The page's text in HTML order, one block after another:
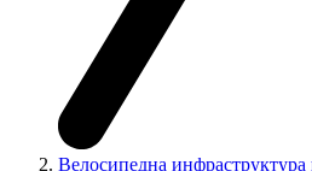
Велосипедна инфраструктура